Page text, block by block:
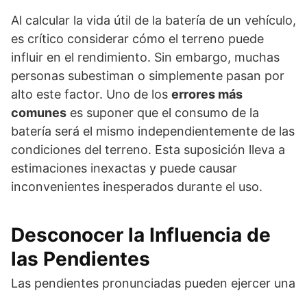
Al calcular la vida útil de la batería de un vehículo,
es crítico considerar cómo el terreno puede
influir en el rendimiento. Sin embargo, muchas
personas subestiman o simplemente pasan por
alto este factor. Uno de los errores más
comunes es suponer que el consumo de la
batería será el mismo independientemente de las
condiciones del terreno. Esta suposición lleva a
estimaciones inexactas y puede causar
inconvenientes inesperados durante el uso.
Desconocer la Influencia de
las Pendientes
Las pendientes pronunciadas pueden ejercer una